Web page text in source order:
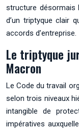
structure désormais
d’un triptyque clair
accords d’entreprise.
Le triptyque
Macron
Le Code du travail
selon trois niveaux
intangible de
impératives